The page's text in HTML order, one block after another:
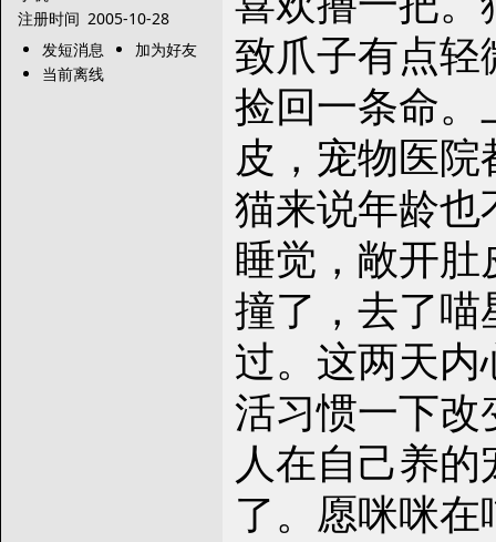
注册时间 2005-10-28
发短消息
加为好友
当前离线
致爪子有点
捡回一条命
皮，宠物医
猫来说年龄
睡觉，敞开
撞了，去了
过。这两天
活习惯一下
人在自己养
了。愿咪咪